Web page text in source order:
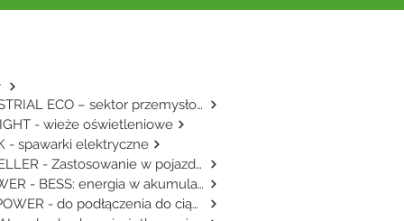
INDUSTRIAL ECO – sektor przemysłowy
- wieże oświetleniowe
- spawarki elektryczne
TRAVELLER - Zastosowanie w pojazdach
E-POWER - BESS: energia w akumulatorze
AGRIPOWER - do podłączenia do ciągnika